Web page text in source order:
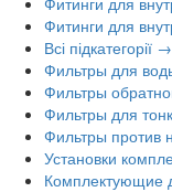
Фитинги для
Всі підкатегорії →
Фильтры для
Фильтры
Фильтры для
Фильтры против
Установки
Комплектующие